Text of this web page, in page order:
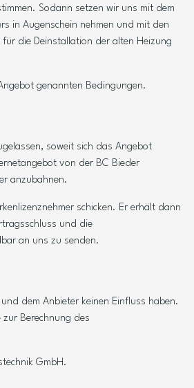
Sodann setzen wir uns mit dem
in Augenschein nehmen und mit den
die Deinstallation der alten Heizung
genannten Bedingungen.
soweit sich das Angebot
von der BC Bieder
anzubahnen.
schicken. Er erhält dann
und die
an uns zu senden.
dem Anbieter keinen Einfluss haben.
Berechnung des
GmbH.